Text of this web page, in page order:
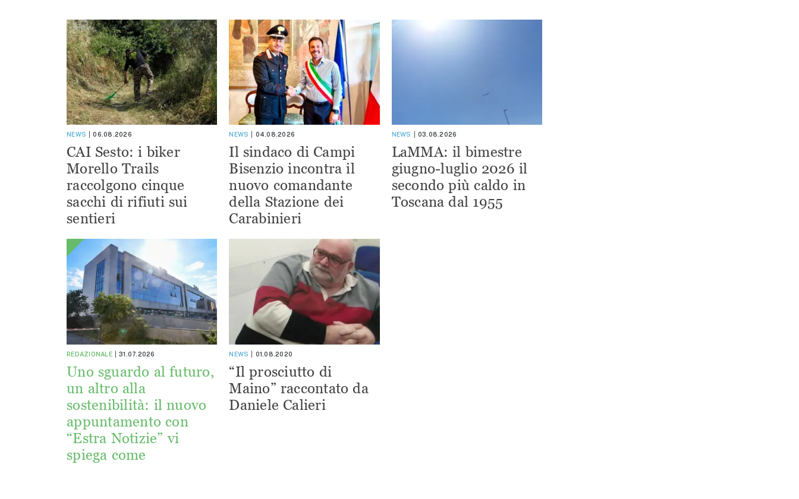
NEWS 06.08.2026
CAI Sesto: i biker
Morello Trails
raccolgono cinque
sacchi di rifiuti sui
sentieri
NEWS 04.08.2026
Il sindaco di Campi
Bisenzio incontra il
nuovo comandante
della Stazione dei
Carabinieri
NEWS 03.08.2026
LaMMA: il bimestre
giugno-luglio 2026 il
secondo più caldo in
Toscana dal 1955
REDAZIONALE 31.07.2026
Uno sguardo al futuro,
un altro alla
sostenibilità: il nuovo
appuntamento con
“Estra Notizie” vi
spiega come
NEWS 01.08.2020
“Il prosciutto di
Maino” raccontato da
Daniele Calieri